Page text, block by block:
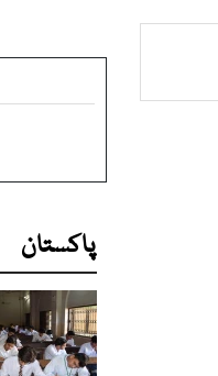
پاکستان